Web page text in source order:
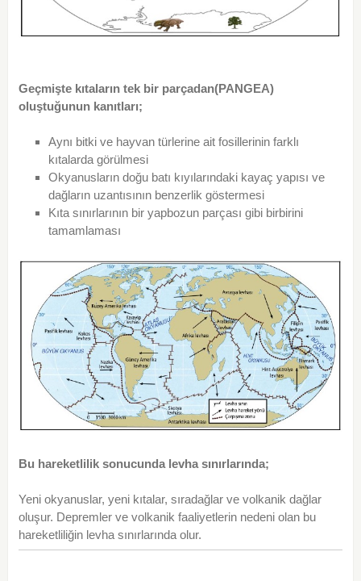
Geçmişte kıtaların tek bir parçadan(PANGEA)
oluştuğunun kanıtları;
Aynı bitki ve hayvan türlerine ait fosillerinin farklı
kıtalarda görülmesi
Okyanusların doğu batı kıyılarındaki kayaç yapısı ve
dağların uzantısının benzerlik göstermesi
Kıta sınırlarının bir yapbozun parçası gibi birbirini
tamamlaması
Bu hareketlilik sonucunda levha sınırlarında;
Yeni okyanuslar, yeni kıtalar, sıradağlar ve volkanik dağlar
oluşur. Depremler ve volkanik faaliyetlerin nedeni olan bu
hareketliliğin levha sınırlarında olur.